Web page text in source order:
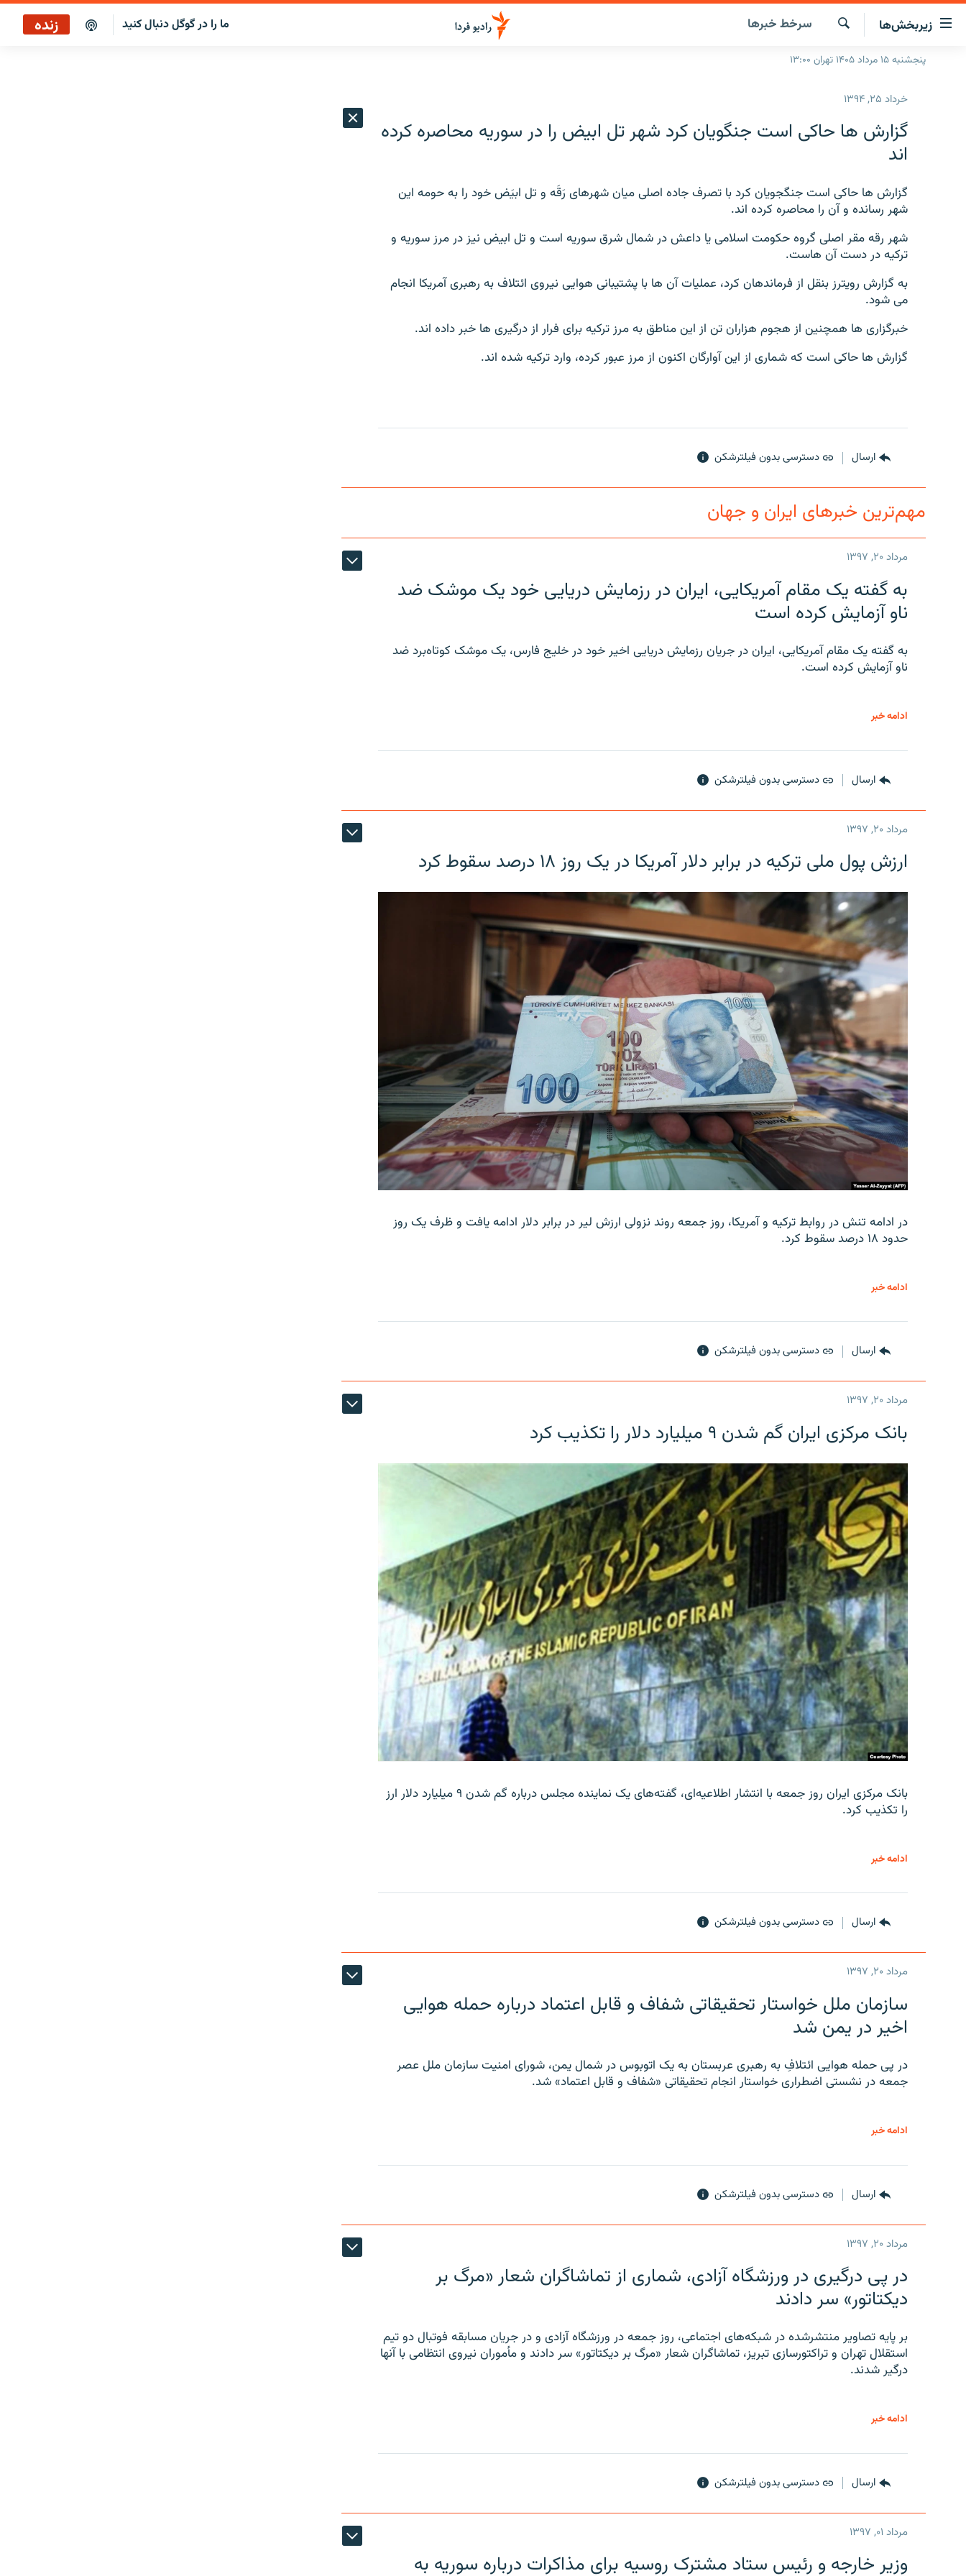
لینک‌های
قابلیت
دسترسی
زیربخش‌ها
صفحه اصلی
برنامه‌های رادیویی
چندرسانه‌ای
گزارش‌های تصویری
گزارش‌های ویدئویی
جستجو
سرخط‌ خبرها ما را در گوگل دنبال کنید زنده
پنجشنبه ۱۵ مرداد ۱۴۰۵ تهران ۱۳:۰۰
خرداد ۲۵, ۱۳۹۴
گزارش ها حاکی است جنگویان کرد شهر تل ابیض را در سوریه محاصره کرده
اند
گزارش ها حاکی است جنگجویان کرد با تصرف جاده اصلی میان شهرهای رَقَه و تل ابیَض خود را به حومه این
شهر رسانده و آن را محاصره کرده اند.
شهر رقه مقر اصلی گروه حکومت اسلامی یا داعش در شمال شرق سوریه است و تل ابیض نیز در مرز سوریه و
ترکیه در دست آن هاست.
به گزارش رویترز بنقل از فرماندهان کرد، عملیات آن ها با پشتیبانی هوایی نیروی ائتلاف به رهبری آمریکا انجام
می شود.
خبرگزاری ها همچنین از هجوم هزاران تن از این مناطق به مرز ترکیه برای فرار از درگیری ها خبر داده اند.
گزارش ها حاکی است که شماری از این آوارگان اکنون از مرز عبور کرده، وارد ترکیه شده اند.
ارسال دسترسی بدون فیلترشکن
مهم‌ترین خبرهای ایران و جهان
مرداد ۲۰, ۱۳۹۷
به گفته یک مقام آمریکایی، ایران در رزمایش دریایی خود یک موشک ضد
ناو آزمایش کرده است
به گفته یک مقام آمریکایی، ایران در جریان رزمایش دریایی اخیر خود در خلیج فارس، یک موشک کوتاه‌برد ضد
ناو آزمایش کرده است.
ادامه خبر
ارسال دسترسی بدون فیلترشکن
مرداد ۲۰, ۱۳۹۷
ارزش پول ملی ترکیه در برابر دلار آمریکا در یک روز ۱۸ درصد سقوط کرد
در ادامه تنش در روابط ترکیه و آمریکا، روز جمعه روند نزولی ارزش لیر در برابر دلار ادامه یافت و ظرف یک روز
حدود ۱۸ درصد سقوط کرد.
ادامه خبر
ارسال دسترسی بدون فیلترشکن
مرداد ۲۰, ۱۳۹۷
بانک مرکزی ایران گم شدن ۹ میلیارد دلار را تکذیب کرد
بانک مرکزی ایران روز جمعه با انتشار اطلاعیه‌ای، گفته‌های یک نماینده مجلس درباره گم شدن ۹ میلیارد دلار ارز
را تکذیب کرد.
ادامه خبر
ارسال دسترسی بدون فیلترشکن
مرداد ۲۰, ۱۳۹۷
سازمان ملل خواستار تحقیقاتی شفاف و قابل اعتماد درباره حمله هوایی
اخیر در یمن شد
در پی حمله هوایی ائتلافِ به رهبری عربستان به یک اتوبوس در شمال یمن، شورای امنیت سازمان ملل عصر
جمعه در نشستی اضطراری خواستار انجام تحقیقاتی «شفاف و قابل اعتماد» شد.
ادامه خبر
ارسال دسترسی بدون فیلترشکن
مرداد ۲۰, ۱۳۹۷
در پی درگیری در ورزشگاه آزادی، شماری از تماشاگران شعار «مرگ بر
دیکتاتور» سر دادند
بر پایه تصاویر منتشرشده در شبکه‌های اجتماعی، روز جمعه در ورزشگاه آزادی و در جریان مسابقه فوتبال دو تیم
استقلال تهران و تراکتورسازی تبریز، تماشاگران شعار «مرگ بر دیکتاتور» سر دادند و مأموران نیروی انتظامی با آنها
درگیر شدند.
ادامه خبر
ارسال دسترسی بدون فیلترشکن
مرداد ۰۱, ۱۳۹۷
وزیر خارجه و رئیس‌ ستاد مشترک روسیه برای مذاکرات درباره سوریه به